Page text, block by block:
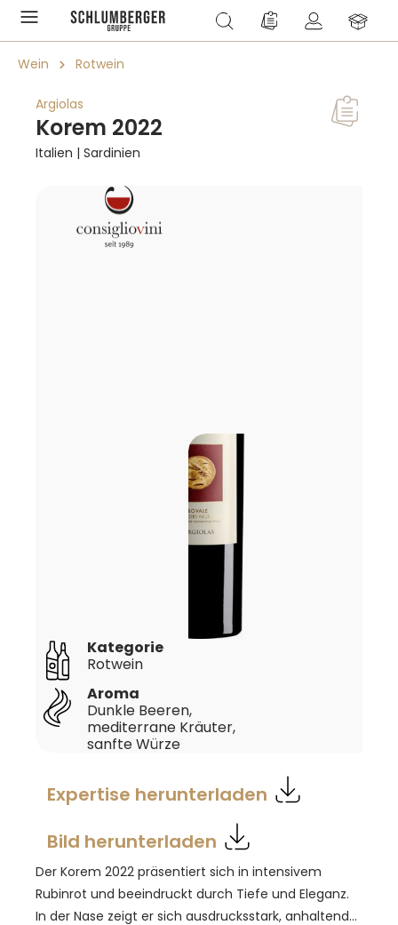
springen Du hast 0 Produkte
Wein Rotwein
Argiolas
Korem 2022
Italien | Sardinien
Bildergalerie überspringen
Aroma
Dunkle Beeren,
mediterrane Kräuter,
sanfte Würze
Kategorie
Rotwein
Expertise herunterladen
Bild herunterladen
Der Korem 2022 präsentiert sich in intensivem
Rubinrot und beeindruckt durch Tiefe und Eleganz.
In der Nase zeigt er sich ausdrucksstark, anhaltend